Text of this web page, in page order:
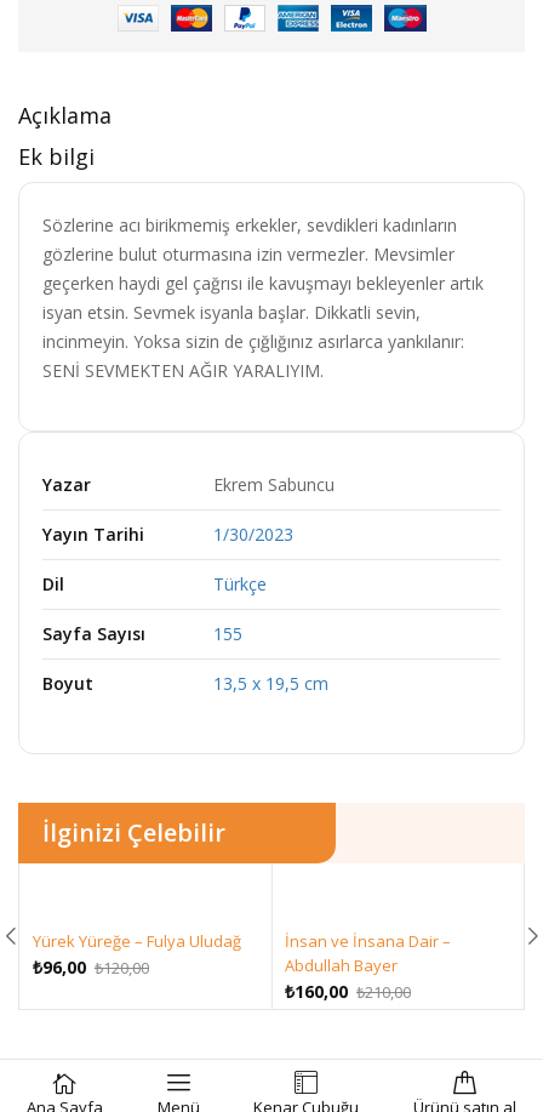
Ana Sayfa Menü Kenar Çubuğu Ürünü satın al
SEPETE EKLE SATIN AL
Açıklama
Ek bilgi
Sözlerine acı birikmemiş erkekler, sevdikleri kadınların
gözlerine bulut oturmasına izin vermezler. Mevsimler
geçerken haydi gel çağrısı ile kavuşmayı bekleyenler artık
isyan etsin. Sevmek isyanla başlar. Dikkatli sevin,
incinmeyin. Yoksa sizin de çığlığınız asırlarca yankılanır:
SENİ SEVMEKTEN AĞIR YARALIYIM.
Yazar Ekrem Sabuncu
Yayın Tarihi 1/30/2023
Dil Türkçe
Sayfa Sayısı 155
Boyut 13,5 x 19,5 cm
İlginizi Çelebilir
Yürek Yüreğe – Fulya Uludağ
₺120,00Orijinal
₺120,00.
₺96,00
Şu
fiyat:
İnsan ve İnsana Dair –
Abdullah Bayer
₺210,00Orijinal
fiyat:
₺160,00
Şu
andaki
₺160,00.